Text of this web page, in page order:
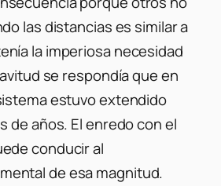
las distancias es similar a
la imperiosa necesidad
se respondía que en
estuvo extendido
de años. El enredo con el
conducir al
de esa magnitud.